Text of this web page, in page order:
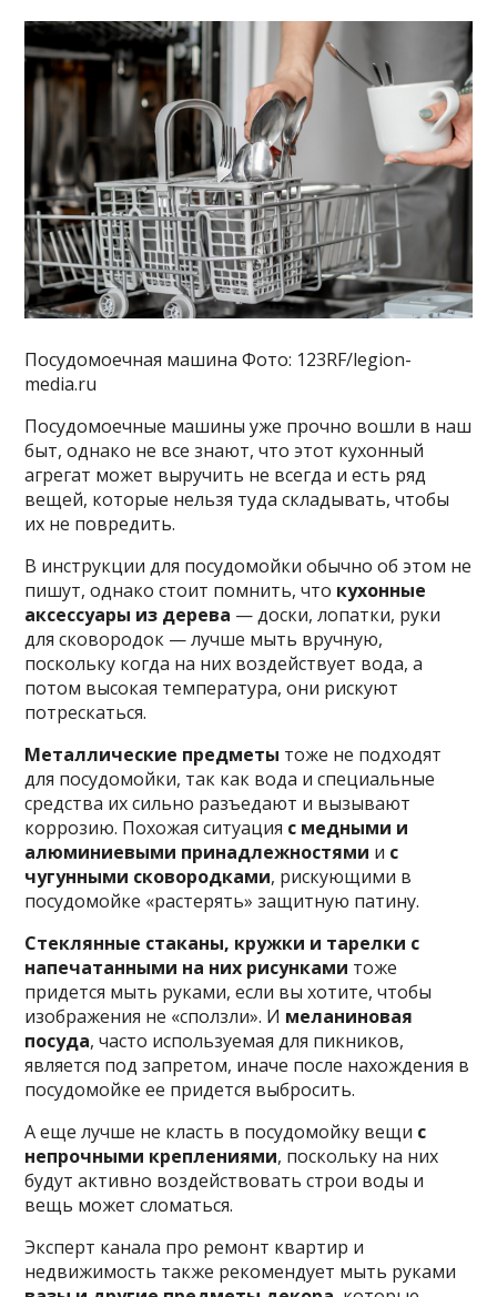
Посудомоечная машина Фото: 123RF/legion-
media.ru
Посудомоечные машины уже прочно вошли в наш
быт, однако не все знают, что этот кухонный
агрегат может выручить не всегда и есть ряд
вещей, которые нельзя туда складывать, чтобы
их не повредить.
В инструкции для посудомойки обычно об этом не
пишут, однако стоит помнить, что кухонные
аксессуары из дерева — доски, лопатки, руки
для сковородок — лучше мыть вручную,
поскольку когда на них воздействует вода, а
потом высокая температура, они рискуют
потрескаться.
Металлические предметы тоже не подходят
для посудомойки, так как вода и специальные
средства их сильно разъедают и вызывают
коррозию. Похожая ситуация с медными и
алюминиевыми принадлежностями и с
чугунными сковородками, рискующими в
посудомойке «растерять» защитную патину.
Стеклянные стаканы, кружки и тарелки с
напечатанными на них рисунками тоже
придется мыть руками, если вы хотите, чтобы
изображения не «сползли». И меланиновая
посуда, часто используемая для пикников,
является под запретом, иначе после нахождения в
посудомойке ее придется выбросить.
А еще лучше не класть в посудомойку вещи с
непрочными креплениями, поскольку на них
будут активно воздействовать строи воды и
вещь может сломаться.
Эксперт канала про ремонт квартир и
недвижимость также рекомендует мыть руками